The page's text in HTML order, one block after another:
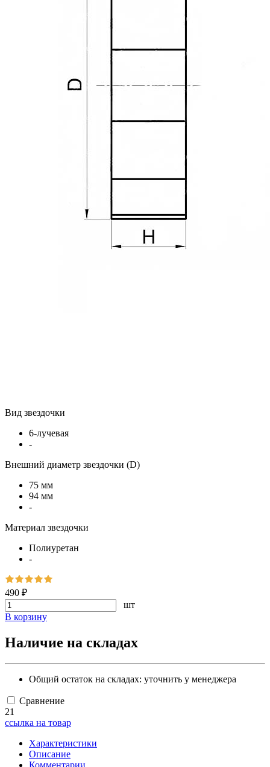
Вид звездочки
6-лучевая
-
Внешний диаметр звездочки (D)
75 мм
94 мм
-
Материал звездочки
Полиуретан
-
490 ₽
шт
В корзину
Наличие на складах
Общий остаток на складах: уточнить у менеджера
Сравнение
21
ссылка на товар
Характеристики
Описание
Комментарии